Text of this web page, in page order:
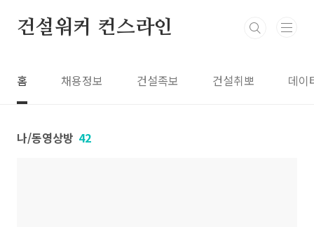
건설워커 컨스라인
홈 채용정보 건설족보 건설취뽀 데이
나/동영상방 42